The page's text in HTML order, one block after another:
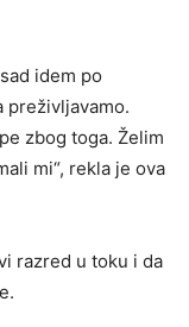
idem po
preživljavamo.
zbog toga. Želim
mi“, rekla je ova
razred u toku i da